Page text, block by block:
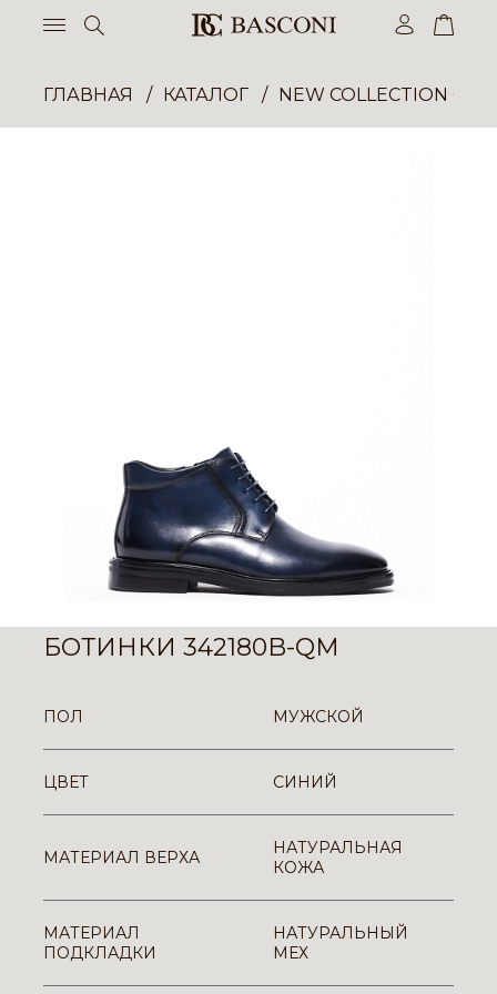
ГЛАВНАЯ КАТАЛОГ NEW COLLECTION
БОТИНКИ 342180B-QM
ПОЛ МУЖСКОЙ
ЦВЕТ СИНИЙ
МАТЕРИАЛ ВЕРХА
НАТУРАЛЬНАЯ
КОЖА
МАТЕРИАЛ
ПОДКЛАДКИ
НАТУРАЛЬНЫЙ
МЕХ